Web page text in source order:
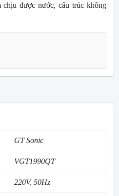
chịu được nước, cấu trúc không
GT Sonic
VGT1990QT
220V, 50Hz